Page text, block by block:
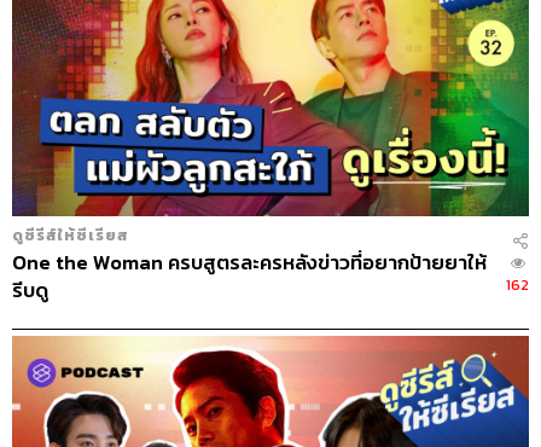
ฤกษ์ระพี โสภณ
สถาปนิกที่เปลี่ยนงาน จากเขียนแบบมาเขียน
บล็อกเพลงเกาหลี จากความหลงใหลใน
วัฒนธรรมดนตรี และชอบหาเรื่องรอบเพลง
เพื่อให้การฟังสนุกยิ่งขึ้น
ABOUT THE HOST
เจิมสิริ เหลืองศุภภรณ์
ประเทศ เชื่อว่าคัลเจอร์คือสิ่งที่หล่อหลอมให้
คนในยุคสมัยหนึ่งเติบโตขึ้นมา และมีส่วนใน
การขับเคลื่อนเปลี่ยนแปลงสังคมได้ ปัจจุบัน
ดูซีรีส์ให้ซีเรียส
One the Woman ครบสูตรละครหลังข่าวที่อยากป้ายยาให้
รีบดู
162